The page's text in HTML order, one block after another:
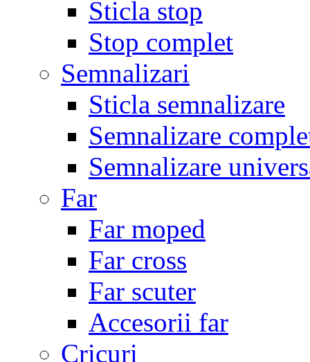
Sticla stop
Stop complet
Semnalizari
Sticla semnalizare
Semnalizare
Semnalizare
Far
Far moped
Far cross
Far scuter
Accesorii far
Cricuri